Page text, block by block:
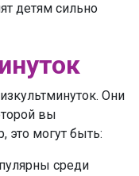
детям сильно
Они
вы
это могут быть:
среди